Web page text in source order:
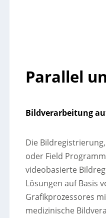
Parallel
Bildverarbeitung
Die
oder Field
videobasierte
Lösungen auf Basis
Grafikprozessores
medizinische